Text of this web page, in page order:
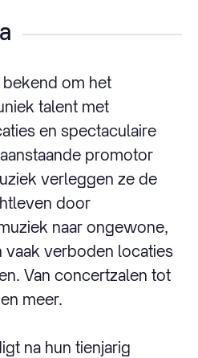
om het
talent met
en spectaculaire
promotor
verleggen ze de
door
naar ongewone,
vaak verboden locaties
Van concertzalen tot
meer.
na hun tienjarig